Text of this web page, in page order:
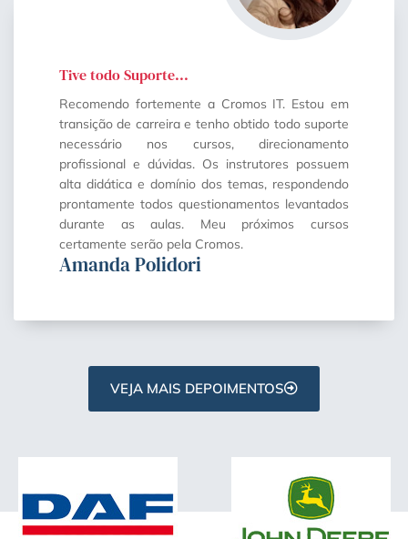
Tive todo Suporte...
Recomendo fortemente a Cromos IT. Estou em
transição de carreira e tenho obtido todo suporte
necessário nos cursos, direcionamento
profissional e dúvidas. Os instrutores possuem
alta didática e domínio dos temas, respondendo
prontamente todos questionamentos levantados
durante as aulas. Meu próximos cursos
certamente serão pela Cromos.
Amanda Polidori
VEJA MAIS DEPOIMENTOS